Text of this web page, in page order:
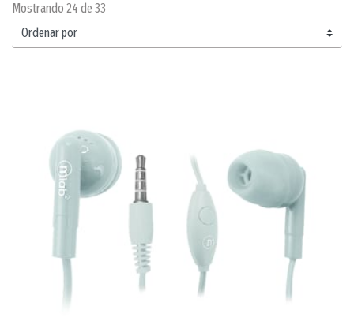
Mostrando 24 de 33